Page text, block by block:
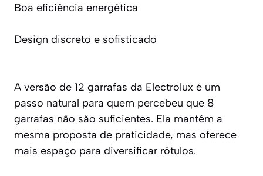
Boa eficiência energética
Design discreto e sofisticado
A versão de 12 garrafas da Electrolux é um
passo natural para quem percebeu que 8
garrafas não são suficientes. Ela mantém a
mesma proposta de praticidade, mas oferece
mais espaço para diversificar rótulos.